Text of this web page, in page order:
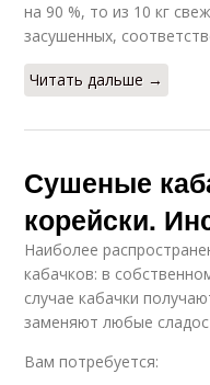
на 90 %, то из 10 кг
засушенных,
Читать дальше →
Сушеные
корейски.
Наиболее
кабачков: в
случае кабачки
заменяют любые
Вам потребуется: